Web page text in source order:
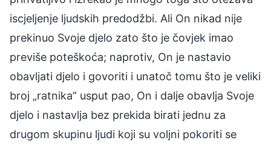
iscjeljenje ljudskih predodžbi. Ali On nikad nije
prekinuo Svoje djelo zato što je čovjek imao
previše poteškoća; naprotiv, On je nastavio
obavljati djelo i govoriti i unatoč tomu što je veliki
broj „ratnika” usput pao, On i dalje obavlja Svoje
djelo i nastavlja bez prekida birati jednu za
drugom skupinu ljudi koji su voljni pokoriti se